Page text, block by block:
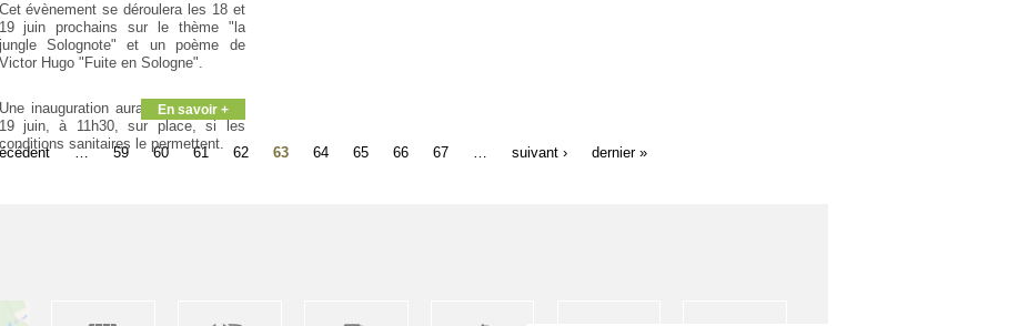
Cet évènement se déroulera les 18 et
19 juin prochains sur le thème "la
jungle Solognote" et un poème de
Victor Hugo "Fuite en Sologne".
Une inauguration aura lieu le samedi
19 juin, à 11h30, sur place, si les
conditions sanitaires le permettent.
En savoir +
… 59 60 61 62 63 64 65 66 67 suivant › dernier »